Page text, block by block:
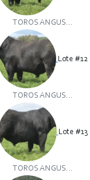
TOROS ANGUS...
Lote #12
TOROS ANGUS...
Lote #13
TOROS ANGUS...